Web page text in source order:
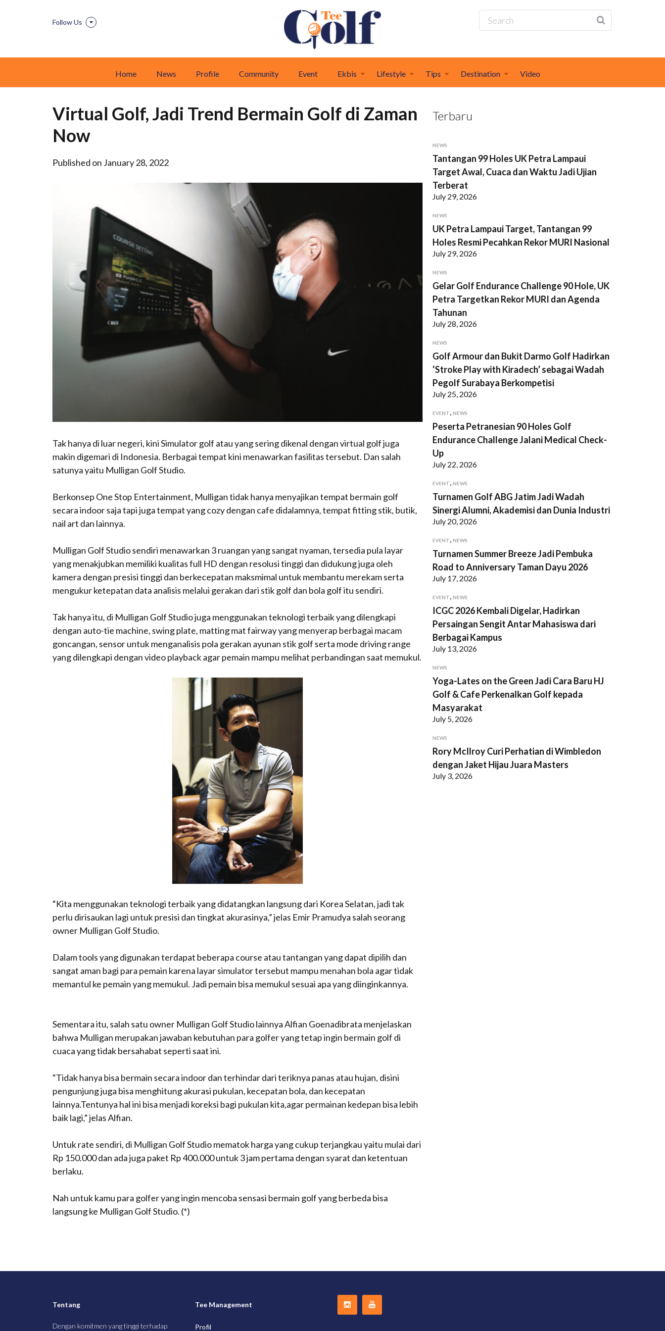
Follow Us
Home News Profile Community Event Ekbis Lifestyle Tips Destination Video
Virtual Golf, Jadi Trend Bermain Golf di Zaman
Now
Published on January 28, 2022
Tak hanya di luar negeri, kini Simulator golf atau yang sering dikenal dengan virtual golf juga
makin digemari di Indonesia. Berbagai tempat kini menawarkan fasilitas tersebut. Dan salah
satunya yaitu Mulligan Golf Studio.
Berkonsep One Stop Entertainment, Mulligan tidak hanya menyajikan tempat bermain golf
secara indoor saja tapi juga tempat yang cozy dengan cafe didalamnya, tempat fitting stik, butik,
nail art dan lainnya.
Mulligan Golf Studio sendiri menawarkan 3 ruangan yang sangat nyaman, tersedia pula layar
yang menakjubkan memiliki kualitas full HD dengan resolusi tinggi dan didukung juga oleh
kamera dengan presisi tinggi dan berkecepatan maksmimal untuk membantu merekam serta
mengukur ketepatan data analisis melalui gerakan dari stik golf dan bola golf itu sendiri.
Tak hanya itu, di Mulligan Golf Studio juga menggunakan teknologi terbaik yang dilengkapi
dengan auto-tie machine, swing plate, matting mat fairway yang menyerap berbagai macam
goncangan, sensor untuk menganalisis pola gerakan ayunan stik golf serta mode driving range
yang dilengkapi dengan video playback agar pemain mampu melihat perbandingan saat memukul.
“Kita menggunakan teknologi terbaik yang didatangkan langsung dari Korea Selatan, jadi tak
perlu dirisaukan lagi untuk presisi dan tingkat akurasinya,” jelas Emir Pramudya salah seorang
owner Mulligan Golf Studio.
Dalam tools yang digunakan terdapat beberapa course atau tantangan yang dapat dipilih dan
sangat aman bagi para pemain karena layar simulator tersebut mampu menahan bola agar tidak
memantul ke pemain yang memukul. Jadi pemain bisa memukul sesuai apa yang diinginkannya.
Sementara itu, salah satu owner Mulligan Golf Studio lainnya Alfian Goenadibrata menjelaskan
bahwa Mulligan merupakan jawaban kebutuhan para golfer yang tetap ingin bermain golf di
cuaca yang tidak bersahabat seperti saat ini.
“Tidak hanya bisa bermain secara indoor dan terhindar dari teriknya panas atau hujan, disini
pengunjung juga bisa menghitung akurasi pukulan, kecepatan bola, dan kecepatan
lainnya.Tentunya hal ini bisa menjadi koreksi bagi pukulan kita,agar permainan kedepan bisa lebih
baik lagi,” jelas Alfian.
Untuk rate sendiri, di Mulligan Golf Studio mematok harga yang cukup terjangkau yaitu mulai dari
Rp 150.000 dan ada juga paket Rp 400.000 untuk 3 jam pertama dengan syarat dan ketentuan
berlaku.
Nah untuk kamu para golfer yang ingin mencoba sensasi bermain golf yang berbeda bisa
langsung ke Mulligan Golf Studio. (*)
Terbaru
NEWS
Tantangan 99 Holes UK Petra Lampaui
Target Awal, Cuaca dan Waktu Jadi Ujian
Terberat
July 29, 2026
NEWS
UK Petra Lampaui Target, Tantangan 99
Holes Resmi Pecahkan Rekor MURI Nasional
July 29, 2026
NEWS
Gelar Golf Endurance Challenge 90 Hole, UK
Petra Targetkan Rekor MURI dan Agenda
Tahunan
July 28, 2026
NEWS
Golf Armour dan Bukit Darmo Golf Hadirkan
‘Stroke Play with Kiradech’ sebagai Wadah
Pegolf Surabaya Berkompetisi
July 25, 2026
EVENT, NEWS
Peserta Petranesian 90 Holes Golf
Endurance Challenge Jalani Medical Check-
Up
July 22, 2026
EVENT, NEWS
Turnamen Golf ABG Jatim Jadi Wadah
Sinergi Alumni, Akademisi dan Dunia Industri
July 20, 2026
EVENT, NEWS
Turnamen Summer Breeze Jadi Pembuka
Road to Anniversary Taman Dayu 2026
July 17, 2026
EVENT, NEWS
ICGC 2026 Kembali Digelar, Hadirkan
Persaingan Sengit Antar Mahasiswa dari
Berbagai Kampus
July 13, 2026
NEWS
Yoga-Lates on the Green Jadi Cara Baru HJ
Golf & Cafe Perkenalkan Golf kepada
Masyarakat
July 5, 2026
NEWS
Rory McIlroy Curi Perhatian di Wimbledon
dengan Jaket Hijau Juara Masters
July 3, 2026
Tentang
Dengan komitmen yang tinggi terhadap
Tee Management
Profil